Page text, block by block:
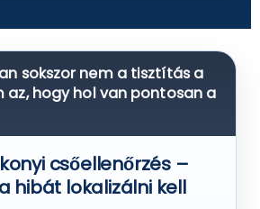
sokszor nem a tisztítás a
az, hogy hol van pontosan a
csőellenőrzés –
hibát lokalizálni kell